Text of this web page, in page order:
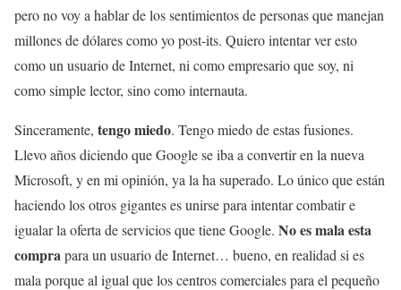
pero no voy a hablar de los sentimientos de personas que manejan
millones de dólares como yo post-its. Quiero intentar ver esto
como un usuario de Internet, ni como empresario que soy, ni
como simple lector, sino como internauta.
Sinceramente, tengo miedo. Tengo miedo de estas fusiones.
Llevo años diciendo que Google se iba a convertir en la nueva
Microsoft, y en mi opinión, ya la ha superado. Lo único que están
haciendo los otros gigantes es unirse para intentar combatir e
igualar la oferta de servicios que tiene Google. No es mala esta
comprapara un usuario de Internet… bueno, en realidad si es
mala porque al igual que los centros comerciales para el pequeño